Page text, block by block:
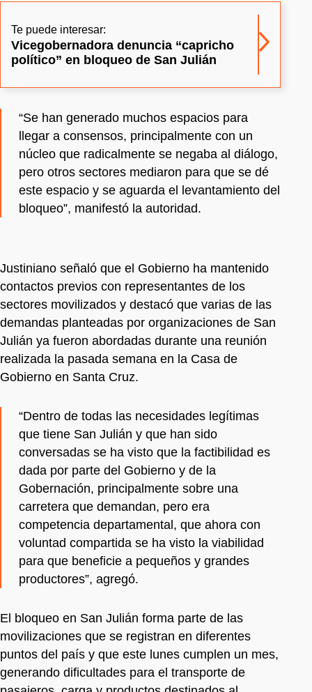
Te puede interesar:
Vicegobernadora denuncia “capricho
político” en bloqueo de San Julián
“Se han generado muchos espacios para
llegar a consensos, principalmente con un
núcleo que radicalmente se negaba al diálogo,
pero otros sectores mediaron para que se dé
este espacio y se aguarda el levantamiento del
bloqueo”, manifestó la autoridad.
Justiniano señaló que el Gobierno ha mantenido
contactos previos con representantes de los
sectores movilizados y destacó que varias de las
demandas planteadas por organizaciones de San
Julián ya fueron abordadas durante una reunión
realizada la pasada semana en la Casa de
Gobierno en Santa Cruz.
“Dentro de todas las necesidades legítimas
que tiene San Julián y que han sido
conversadas se ha visto que la factibilidad es
dada por parte del Gobierno y de la
Gobernación, principalmente sobre una
carretera que demandan, pero era
competencia departamental, que ahora con
voluntad compartida se ha visto la viabilidad
para que beneficie a pequeños y grandes
productores”, agregó.
El bloqueo en San Julián forma parte de las
movilizaciones que se registran en diferentes
puntos del país y que este lunes cumplen un mes,
generando dificultades para el transporte de